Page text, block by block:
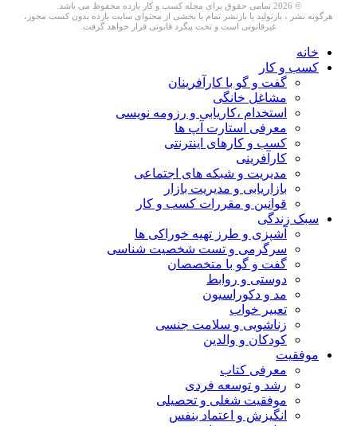
© 2026 تمامی حقوق برای مجله کسب و کار بازده محفوظ می باشد.
هرگونه نشر ، بازتولید یا بازنشر تمام یا بخشی از محتوای سایت بازده بدون کسب مجوز،
غیرقانونی است و تحت پیگرد قانونی قرار خواهد گرفت.
خانه
کسب و کار
گفت و گو با کارآفرینان
مشاغل خانگی
استخدام ،کاریابی و رزومه نویسی
معرفی استارت آپ ها
کسب و کارهای اینترنتی
کارآفرینی
مدیریت و شبکه های اجتماعی
بازاریابی و مدیریت بازار
قوانین و مقررات کسب و کار
سبک زندگی
آشپزی و طرز تهیه خوراکی ها
سرگرمی و تست شخصیت شناسی
گفت و گو با متخصصان
دوستی و روابط
مد و دکوراسیون
تعبیر خواب
زناشویی و سلامت جنسی
کودکان و والدین
موفقیت
معرفی کتاب
رشد و توسعه فردی
موفقیت شغلی و تحصیلی
انگیزش و اعتماد بنفس